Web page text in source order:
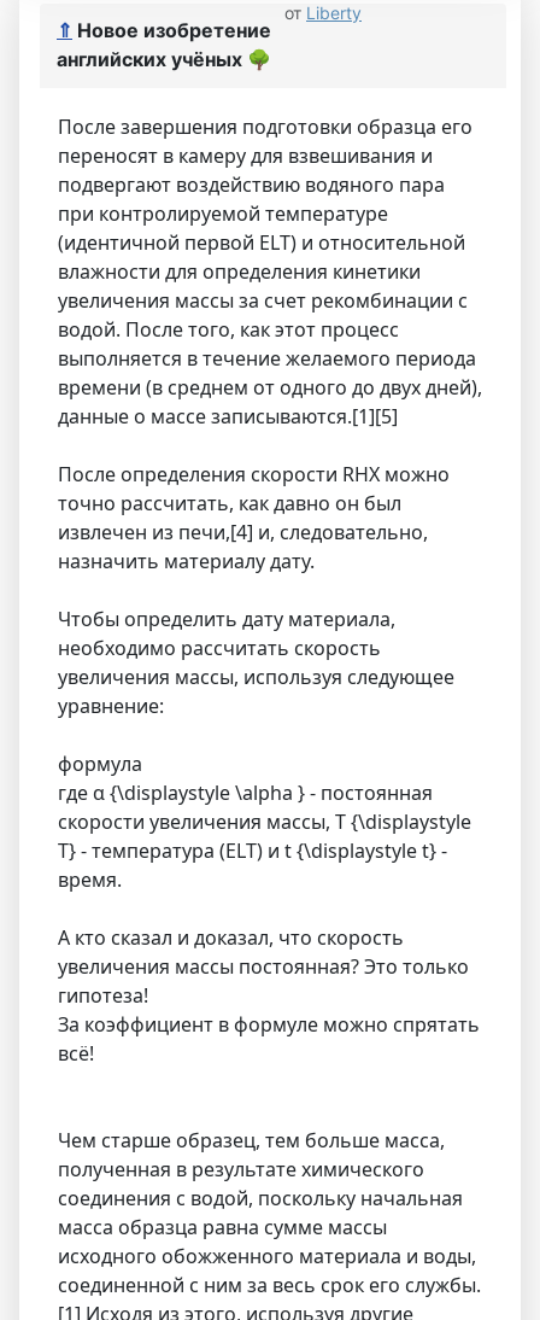
от Liberty
⇑ Новое изобретение
английских учёных 🌳
После завершения подготовки образца его
переносят в камеру для взвешивания и
подвергают воздействию водяного пара
при контролируемой температуре
(идентичной первой ELT) и относительной
влажности для определения кинетики
увеличения массы за счет рекомбинации с
водой. После того, как этот процесс
выполняется в течение желаемого периода
времени (в среднем от одного до двух дней),
данные о массе записываются.[1][5]
После определения скорости RHX можно
точно рассчитать, как давно он был
извлечен из печи,[4] и, следовательно,
назначить материалу дату.
Чтобы определить дату материала,
необходимо рассчитать скорость
увеличения массы, используя следующее
уравнение:
формула
где α {\displaystyle \alpha } - постоянная
скорости увеличения массы, T {\displaystyle
T} - температура (ELT) и t {\displaystyle t} -
время.
А кто сказал и доказал, что скорость
увеличения массы постоянная? Это только
гипотеза!
За коэффициент в формуле можно спрятать
всё!
Чем старше образец, тем больше масса,
полученная в результате химического
соединения с водой, поскольку начальная
масса образца равна сумме массы
исходного обожженного материала и воды,
соединенной с ним за весь срок его службы.
[1] Исходя из этого, используя другие